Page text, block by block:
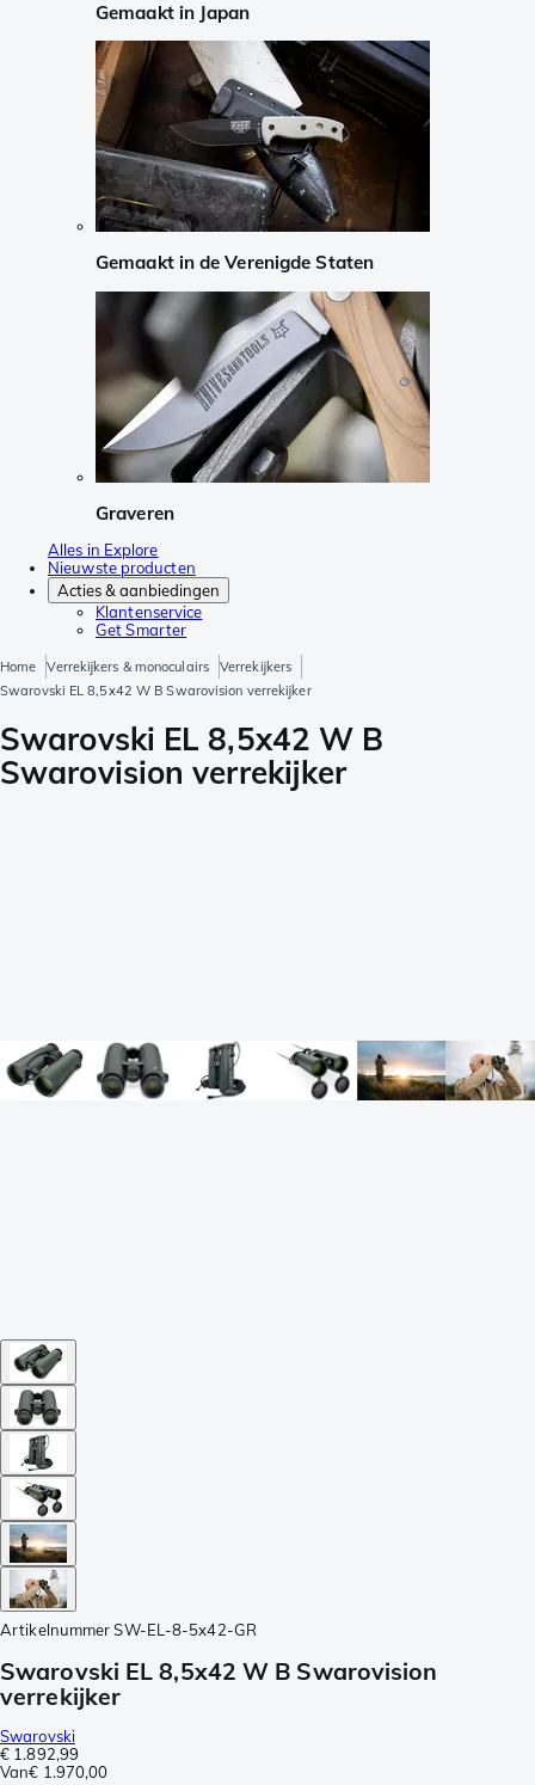
Gemaakt in Japan
Gemaakt in de Verenigde Staten
Graveren
Alles in Explore
Nieuwste producten
Acties & aanbiedingen
Klantenservice
Get Smarter
Home Verrekijkers & monoculairs
Verrekijkers
Swarovski EL 8,5x42 W B Swarovision verrekijker
Swarovski EL 8,5x42 W B
Swarovision verrekijker
Artikelnummer SW-EL-8-5x42-GR
Swarovski EL 8,5x42 W B Swarovision
verrekijker
Swarovski
€ 1.892,99
Van€ 1.970,00